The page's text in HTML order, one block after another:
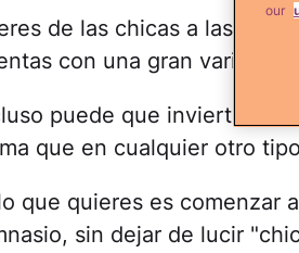
de las chicas a las que
con una gran variedad
puede que inviertas
que en cualquier otro
que quieres es comenzar
sin dejar de lucir
our